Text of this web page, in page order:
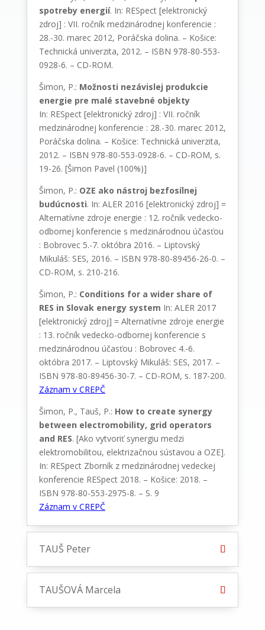
spotreby energií. In: RESpect [elektronický
zdroj] : VII. ročník medzinárodnej konferencie :
28.-30. marec 2012, Poráčska dolina. – Košice:
Technická univerzita, 2012. – ISBN 978-80-553-
0928-6. – CD-ROM.
Šimon, P.: Možnosti nezávislej produkcie
energie pre malé stavebné objekty
In: RESpect [elektronický zdroj] : VII. ročník
medzinárodnej konferencie : 28.-30. marec 2012,
Poráčska dolina. – Košice: Technická univerzita,
2012. – ISBN 978-80-553-0928-6. – CD-ROM, s.
19-26. [Šimon Pavel (100%)]
Šimon, P.: OZE ako nástroj bezfosílnej
budúcnosti. In: ALER 2016 [elektronický zdroj] =
Alternatívne zdroje energie : 12. ročník vedecko-
odbornej konferencie s medzinárodnou účasťou
: Bobrovec 5.-7. októbra 2016. – Liptovský
Mikuláš: SES, 2016. – ISBN 978-80-89456-26-0. –
CD-ROM, s. 210-216.
Šimon, P.: Conditions for a wider share of
RES in Slovak energy system In: ALER 2017
[elektronický zdroj] = Alternatívne zdroje energie
: 13. ročník vedecko-odbornej konferencie s
medzinárodnou účasťou : Bobrovec 4.-6.
októbra 2017. – Liptovský Mikuláš: SES, 2017. –
ISBN 978-80-89456-30-7. – CD-ROM, s. 187-200.
Záznam v CREPČ
Šimon, P., Tauš, P.: How to create synergy
between electromobility, grid operators
and RES. [Ako vytvoriť synergiu medzi
elektromobilitou, elektrizačnou sústavou a OZE].
In: RESpect Zborník z medzinárodnej vedeckej
konferencie RESpect 2018. – Košice: 2018. –
ISBN 978-80-553-2975-8. – S. 9
Záznam v CREPČ
TAUŠ Peter
TAUŠOVÁ Marcela